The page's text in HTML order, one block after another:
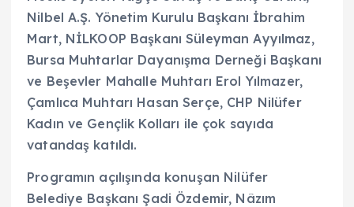
Nilbel A.Ş. Yönetim Kurulu Başkanı İbrahim
Mart, NİLKOOP Başkanı Süleyman Ayyılmaz,
Bursa Muhtarlar Dayanışma Derneği Başkanı
ve Beşevler Mahalle Muhtarı Erol Yılmazer,
Çamlıca Muhtarı Hasan Serçe, CHP Nilüfer
Kadın ve Gençlik Kolları ile çok sayıda
vatandaş katıldı.
Programın açılışında konuşan Nilüfer
Belediye Başkanı Şadi Özdemir, Nâzım